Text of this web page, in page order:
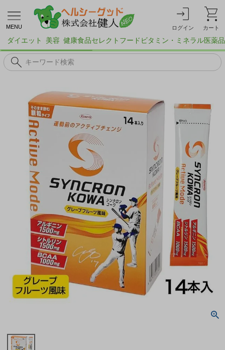
MENU ログイン カート
ダイエット 美容 健康食品セレクトフード ビタミン・ミネラル医薬品